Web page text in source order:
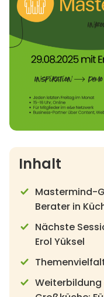
Inhalt
Mastermind-
Berater in
Nächste
Erol Yüksel
Weiterbildung